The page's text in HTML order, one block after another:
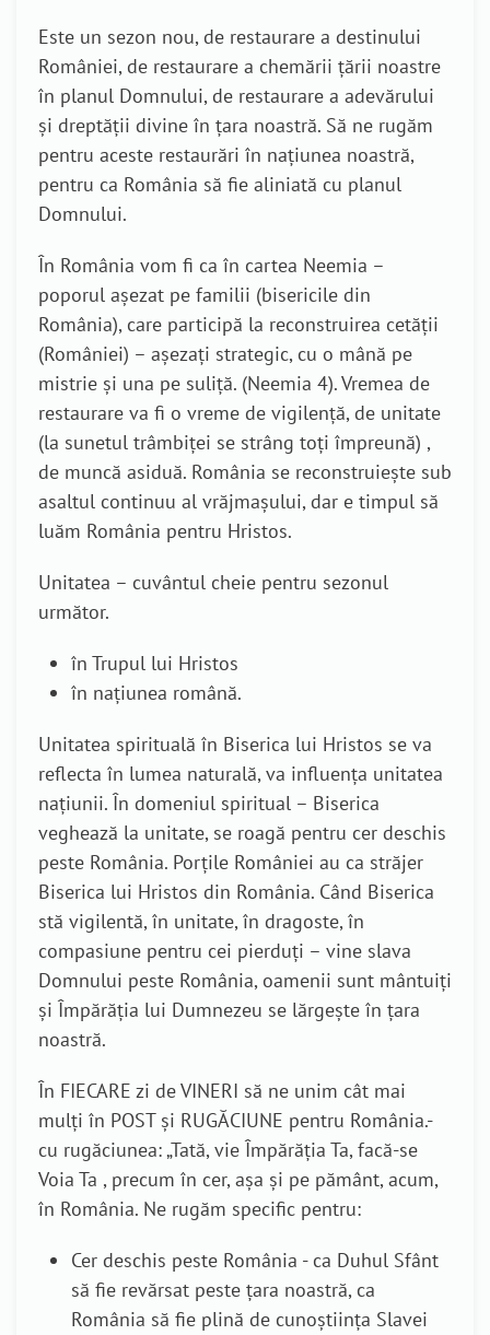
Este un sezon nou, de restaurare a destinului
României, de restaurare a chemării țării noastre
în planul Domnului, de restaurare a adevărului
și dreptății divine în țara noastră. Să ne rugăm
pentru aceste restaurări în națiunea noastră,
pentru ca România să fie aliniată cu planul
Domnului.
În România vom fi ca în cartea Neemia –
poporul așezat pe familii (bisericile din
România), care participă la reconstruirea cetății
(României) – așezați strategic, cu o mână pe
mistrie și una pe suliță. (Neemia 4). Vremea de
restaurare va fi o vreme de vigilență, de unitate
(la sunetul trâmbiței se strâng toți împreună) ,
de muncă asiduă. România se reconstruiește sub
asaltul continuu al vrăjmașului, dar e timpul să
luăm România pentru Hristos.
Unitatea – cuvântul cheie pentru sezonul
următor.
în Trupul lui Hristos
în națiunea română.
Unitatea spirituală în Biserica lui Hristos se va
reflecta în lumea naturală, va influența unitatea
națiunii. În domeniul spiritual – Biserica
veghează la unitate, se roagă pentru cer deschis
peste România. Porțile României au ca străjer
Biserica lui Hristos din România. Când Biserica
stă vigilentă, în unitate, în dragoste, în
compasiune pentru cei pierduți – vine slava
Domnului peste România, oamenii sunt mântuiți
și Împărăția lui Dumnezeu se lărgește în țara
noastră.
În FIECARE zi de VINERI să ne unim cât mai
mulți în POST și RUGĂCIUNE pentru România.-
cu rugăciunea: „Tată, vie Împărăția Ta, facă-se
Voia Ta , precum în cer, așa și pe pământ, acum,
în România. Ne rugăm specific pentru:
Cer deschis peste România - ca Duhul Sfânt
să fie revărsat peste țara noastră, ca
România să fie plină de cunoștiința Slavei